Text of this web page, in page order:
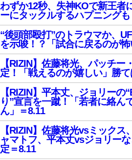
わずか12秒、失神KOで新王者
ーにタックルするハプニング
“後頭部殴打”のトラウマか、
を示唆！？「試合に戻るのが怖
【RIZIN】佐藤将光、パッチー
定！「戦えるのが嬉しい」勝
【RIZIN】平本丈、ジョリーの
り”宣言を一蹴！「若者に絡ん
ん」＝8.11
【RIZIN】佐藤将光vsミックス
ャマトフ、平本丈vsジョリー
定＝8.11